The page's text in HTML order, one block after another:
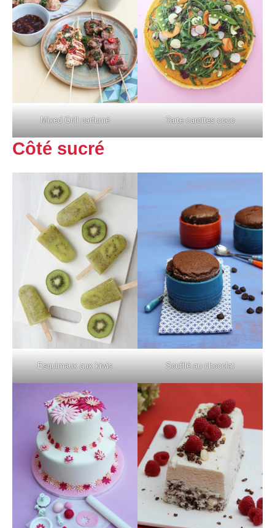
Mixed Grill parfumé Tarte carottes coco
Côté sucré
Esquimaux aux kiwis Soufflé au chocolat